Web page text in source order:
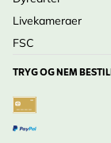
En del af vores
Innovative
Ansvarligt
Et trygt valg for
Beaumont er
Livekameraer
FSC
TRYG OG NEM